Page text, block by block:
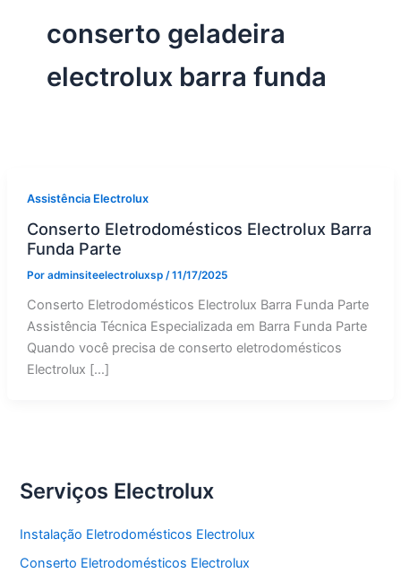
conserto geladeira
electrolux barra funda
Assistência Electrolux
Conserto Eletrodomésticos Electrolux Barra
Funda Parte
Por adminsiteelectroluxsp /11/17/2025
Conserto Eletrodomésticos Electrolux Barra Funda Parte
Assistência Técnica Especializada em Barra Funda Parte
Quando você precisa de conserto eletrodomésticos
Electrolux […]
Serviços Electrolux
Instalação Eletrodomésticos Electrolux
Conserto Eletrodomésticos Electrolux